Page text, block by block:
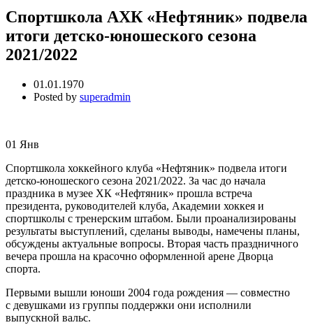
Спортшкола АХК «Нефтяник» подвела
итоги детско-юношеского сезона
2021/2022
01.01.1970
Posted by superadmin
01 Янв
Спортшкола хоккейного клуба «Нефтяник» подвела итоги
детско-юношеского сезона 2021/2022. За час до начала
праздника в музее ХК «Нефтяник» прошла встреча
президента, руководителей клуба, Академии хоккея и
спортшколы с тренерским штабом. Были проанализированы
результаты выступлений, сделаны выводы, намечены планы,
обсуждены актуальные вопросы. Вторая часть праздничного
вечера прошла на красочно оформленной арене Дворца
спорта.
Первыми вышли юноши 2004 года рождения — совместно
с девушками из группы поддержки они исполнили
выпускной вальс.